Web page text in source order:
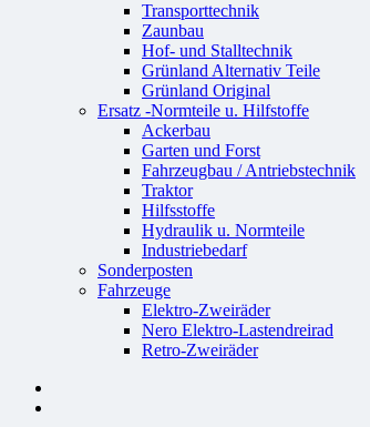
Transporttechnik
Zaunbau
Hof- und Stalltechnik
Grünland Alternativ Teile
Grünland Original
Ersatz -Normteile u. Hilfstoffe
Ackerbau
Garten und Forst
Fahrzeugbau / Antriebstechnik
Traktor
Hilfsstoffe
Hydraulik u. Normteile
Industriebedarf
Sonderposten
Fahrzeuge
Elektro-Zweiräder
Nero Elektro-Lastendreirad
Retro-Zweiräder